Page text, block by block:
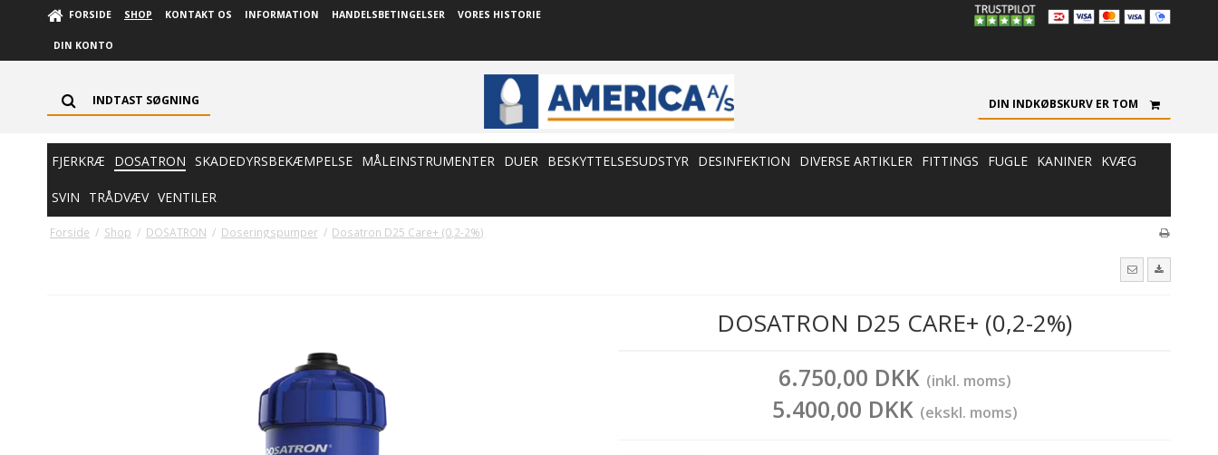
FORSIDE SHOP KONTAKT OS INFORMATION HANDELSBETINGELSER VORES HISTORIE
DIN KONTO
DIN INDKØBSKURV ER TOM
FJERKRÆ DOSATRON SKADEDYRSBEKÆMPELSE MÅLEINSTRUMENTER DUER BESKYTTELSESUDSTYR DESINFEKTION DIVERSE ARTIKLER FITTINGS FUGLE KANINER KVÆG
SVIN TRÅDVÆV VENTILER
Forside / Shop / DOSATRON / Doseringspumper / Dosatron D25 Care+ (0,2-2%)
DOSATRON D25 CARE+ (0,2-2%)
6.750,00 DKK (inkl. moms)
5.400,00 DKK (ekskl. moms)